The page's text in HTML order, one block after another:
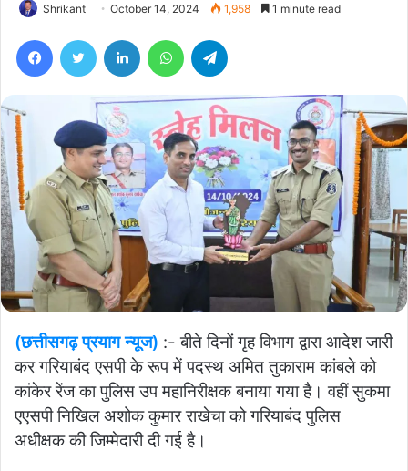
Shrikant October 14, 2024 1,958 1 minute read
(छत्तीसगढ़ प्रयाग न्यूज) :- बीते दिनों गृह विभाग द्वारा आदेश जारी
कर गरियाबंद एसपी के रूप में पदस्थ अमित तुकाराम कांबले को
कांकेर रेंज का पुलिस उप महानिरीक्षक बनाया गया है। वहीं सुकमा
एएसपी निखिल अशोक कुमार राखेचा को गरियाबंद पुलिस
अधीक्षक की जिम्मेदारी दी गई है।